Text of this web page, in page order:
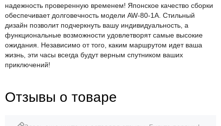
надежность проверенную временем! Японское качество сборки
обеспечивает долговечность модели AW-80-1A. Стильный
дизайн позволит подчеркнуть вашу индивидуальность, а
функциональные возможности удовлетворят самые высокие
ожидания. Независимо от того, каким маршрутом идет ваша
жизнь, эти часы всегда будут верным спутником ваших
приключений!
Отзывы о товаре